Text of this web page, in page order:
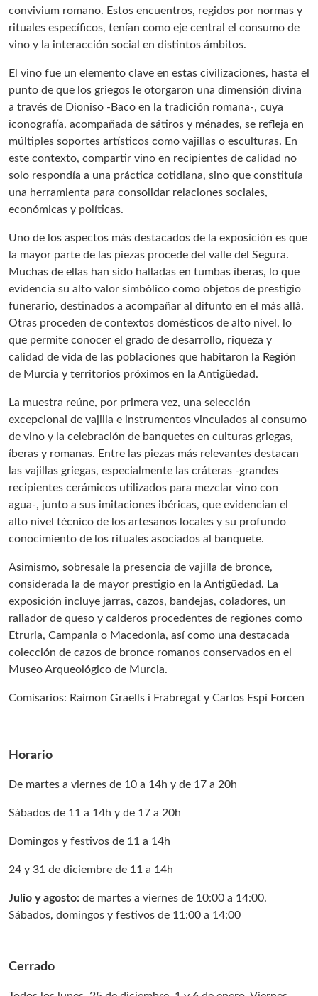
convivium romano. Estos encuentros, regidos por normas y
rituales específicos, tenían como eje central el consumo de
vino y la interacción social en distintos ámbitos.
El vino fue un elemento clave en estas civilizaciones, hasta el
punto de que los griegos le otorgaron una dimensión divina
a través de Dioniso -Baco en la tradición romana-, cuya
iconografía, acompañada de sátiros y ménades, se refleja en
múltiples soportes artísticos como vajillas o esculturas. En
este contexto, compartir vino en recipientes de calidad no
solo respondía a una práctica cotidiana, sino que constituía
una herramienta para consolidar relaciones sociales,
económicas y políticas.
Uno de los aspectos más destacados de la exposición es que
la mayor parte de las piezas procede del valle del Segura.
Muchas de ellas han sido halladas en tumbas íberas, lo que
evidencia su alto valor simbólico como objetos de prestigio
funerario, destinados a acompañar al difunto en el más allá.
Otras proceden de contextos domésticos de alto nivel, lo
que permite conocer el grado de desarrollo, riqueza y
calidad de vida de las poblaciones que habitaron la Región
de Murcia y territorios próximos en la Antigüedad.
La muestra reúne, por primera vez, una selección
excepcional de vajilla e instrumentos vinculados al consumo
de vino y la celebración de banquetes en culturas griegas,
íberas y romanas. Entre las piezas más relevantes destacan
las vajillas griegas, especialmente las cráteras -grandes
recipientes cerámicos utilizados para mezclar vino con
agua-, junto a sus imitaciones ibéricas, que evidencian el
alto nivel técnico de los artesanos locales y su profundo
conocimiento de los rituales asociados al banquete.
Asimismo, sobresale la presencia de vajilla de bronce,
considerada la de mayor prestigio en la Antigüedad. La
exposición incluye jarras, cazos, bandejas, coladores, un
rallador de queso y calderos procedentes de regiones como
Etruria, Campania o Macedonia, así como una destacada
colección de cazos de bronce romanos conservados en el
Museo Arqueológico de Murcia.
Comisarios: Raimon Graells i Frabregat y Carlos Espí Forcen
Horario
De martes a viernes de 10 a 14h y de 17 a 20h
Sábados de 11 a 14h y de 17 a 20h
Domingos y festivos de 11 a 14h
24 y 31 de diciembre de 11 a 14h
Julio y agosto: de martes a viernes de 10:00 a 14:00.
Sábados, domingos y festivos de 11:00 a 14:00
Cerrado